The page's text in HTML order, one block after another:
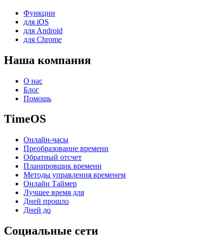
Функции
для iOS
для Android
для Chrome
Наша компания
О нас
Блог
Помощь
TimeOS
Онлайн-часы
Преобразование времени
Обратный отсчет
Планировщик времени
Методы управления временем
Онлайн Таймер
Лучшее время для
Дней прошло
Дней до
Социальные сети